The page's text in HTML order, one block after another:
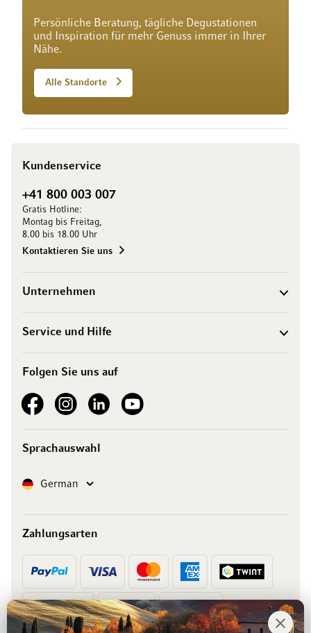
Persönliche Beratung, tägliche Degustationen
und Inspiration für mehr Genuss immer in Ihrer
Nähe.
Alle Standorte
Kundenservice
+41 800 003 007
Gratis Hotline:
Montag bis Freitag,
8.00 bis 18.00 Uhr
Kontaktieren Sie uns
Unternehmen
Service und Hilfe
Folgen Sie uns auf
See our FacebookSee our Instagram account
See our LinkedInSee our YouTube channel
Sprachauswahl
SpracheGerman
Zahlungsarten
Vorkasse Rechnung